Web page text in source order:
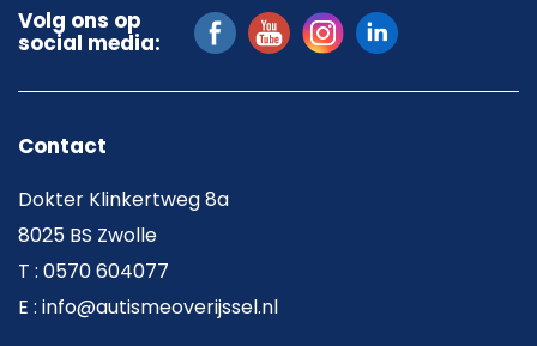
Volg ons op
social media:
Contact
Dokter Klinkertweg 8a
8025 BS Zwolle
T : 0570 604077
E : info@autismeoverijssel.nl